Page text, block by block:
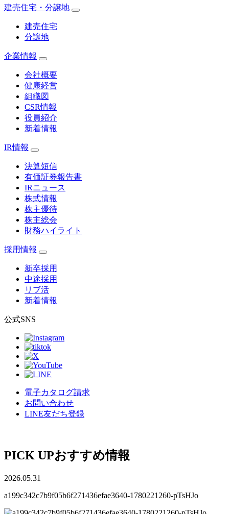
建売住宅・分譲地
建売住宅
分譲地
企業情報
会社概要
健康経営
組織図
CSR情報
役員紹介
新着情報
IR情報
決算短信
有価証券報告書
IRニュース
株式情報
株主優待
株主総会
財務ハイライト
採用情報
新卒採用
中途採用
リブ活
新着情報
公式SNS
電子カタログ請求
お問い合わせ
LINE友だち登録
PICK UPおすすめ情報
2026.05.31
a199c342c7b9f05b6f271436efae3640-1780221260-pTsHJo